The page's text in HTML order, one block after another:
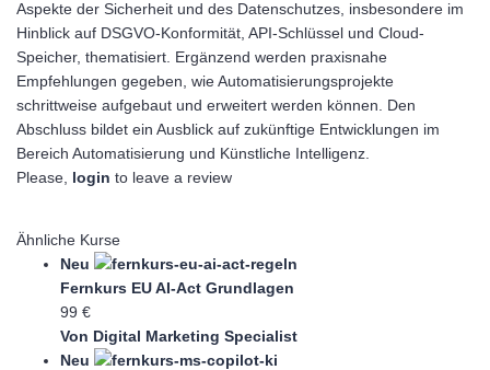
Aspekte der Sicherheit und des Datenschutzes, insbesondere im
Hinblick auf DSGVO-Konformität, API-Schlüssel und Cloud-
Speicher, thematisiert. Ergänzend werden praxisnahe
Empfehlungen gegeben, wie Automatisierungsprojekte
schrittweise aufgebaut und erweitert werden können. Den
Abschluss bildet ein Ausblick auf zukünftige Entwicklungen im
Bereich Automatisierung und Künstliche Intelligenz.
Please, login to leave a review
Ähnliche Kurse
Neu
Fernkurs EU AI-Act Grundlagen
99 €
Von Digital Marketing Specialist
Neu